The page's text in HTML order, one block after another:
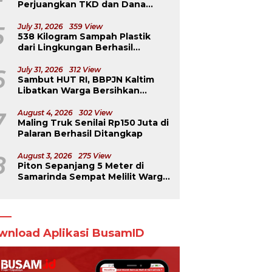
Perjuangkan TKD dan Dana
July 31, 2026 359 View
538 Kilogram Sampah Plastik
dari Lingkungan Berhasil
July 31, 2026 312 View
Sambut HUT RI, BBPJN Kaltim
Libatkan Warga Bersihkan
Derawan
August 4, 2026 302 View
Maling Truk Senilai Rp150 Juta di
Palaran Berhasil Ditangkap
August 3, 2026 275 View
Piton Sepanjang 5 Meter di
Samarinda Sempat Melilit Warga
Aplikasi BusamID